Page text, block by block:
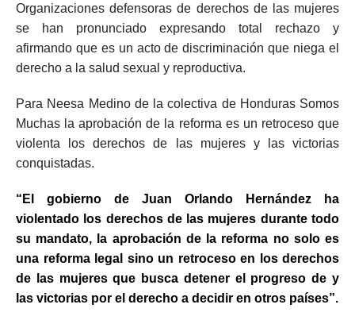
Organizaciones defensoras de derechos de las mujeres
se han pronunciado expresando total rechazo y
afirmando que es un acto de discriminación que niega el
derecho a la salud sexual y reproductiva.
Para Neesa Medino de la colectiva de Honduras Somos
Muchas la aprobación de la reforma es un retroceso que
violenta los derechos de las mujeres y las victorias
conquistadas.
“El gobierno de Juan Orlando Hernández ha
violentado los derechos de las mujeres durante todo
su mandato, la aprobación de la reforma no solo es
una reforma legal sino un retroceso en los derechos
de las mujeres que busca detener el progreso de y
las victorias por el derecho a decidir en otros países”.